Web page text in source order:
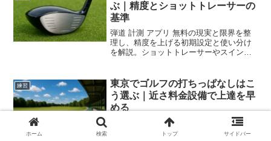
ぶ｜精度とショットトレーサーの
基準
弾道 計測 アプリ 無料の現実と限界を整
理し、精度を上げる初期設定と使い分け
を解説。ショットトレーサーやスイング
ず導入できます。
練習
東京でゴルフの打ちっぱなしはこ
う選ぶ｜近さ料金設備で上達を早
める
東京 ゴルフ 打ちっぱなしの選び方を近さ
料金設備の基準で整理し、短時間でも成
ホーム 検索 トップ サイドバー